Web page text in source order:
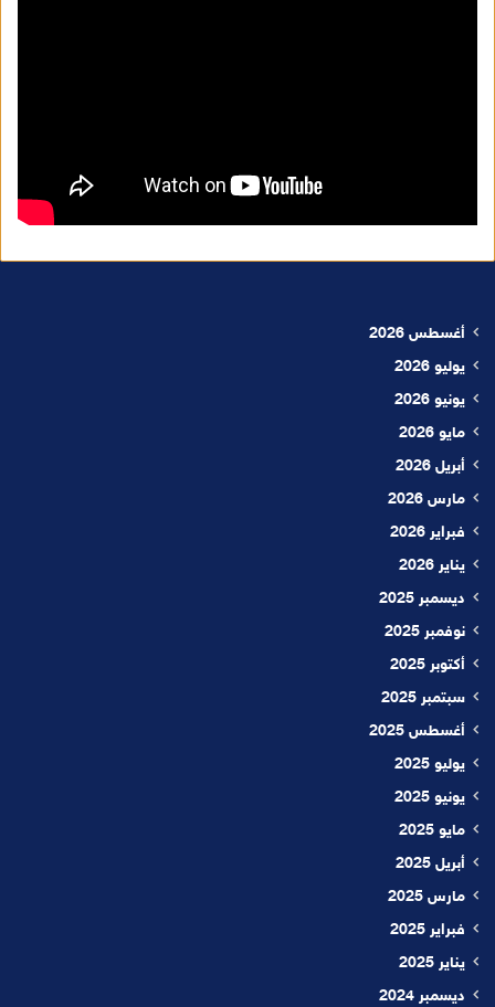
أغسطس 2026
يوليو 2026
يونيو 2026
مايو 2026
أبريل 2026
مارس 2026
فبراير 2026
يناير 2026
ديسمبر 2025
نوفمبر 2025
أكتوبر 2025
سبتمبر 2025
أغسطس 2025
يوليو 2025
يونيو 2025
مايو 2025
أبريل 2025
مارس 2025
فبراير 2025
يناير 2025
ديسمبر 2024